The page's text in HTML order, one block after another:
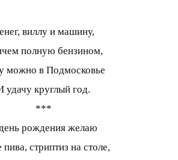
виллу и машину,
полную бензином,
можно в Подмосковье
удачу круглый год.
***
рождения желаю
стриптиз на столе,